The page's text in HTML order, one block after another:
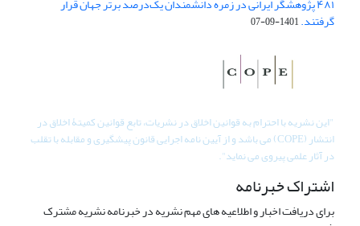
گرفتند.1401-09-07
"این نشریه با احترام به قوانین اخلاق در نشریات، تابع قوانین کمیتۀ اخلاق در
انتشار (COPE) می باشد و از آیین نامه اجرایی قانون پیشگیری و مقابله با تقلب
در آثار علمی پیروی می نماید".
اشتراک خبرنامه
برای دریافت اخبار و اطلاعیه های مهم نشریه در خبرنامه نشریه مشترک